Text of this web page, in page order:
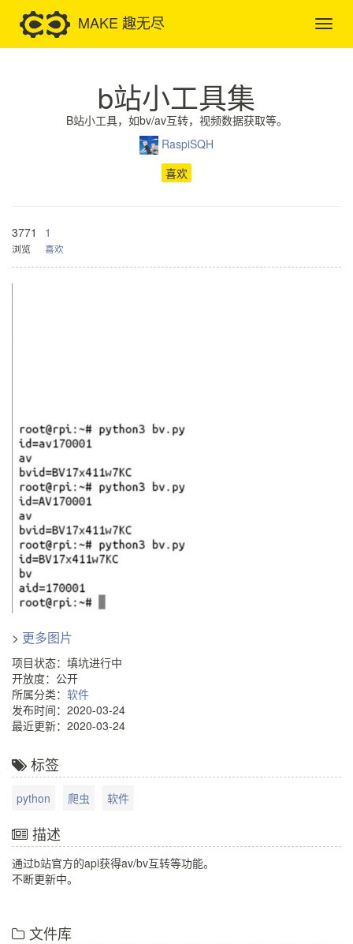
MAKE 趣无尽
b站小工具集
B站小工具，如bv/av互转，视频数据获取等。
RaspiSQH
喜欢
3771
浏览
1
喜欢
> 更多图片
项目状态：填坑进行中
开放度：公开
所属分类： 软件
发布时间：2020-03-24
最近更新：2020-03-24
标签
python 爬虫 软件
描述
通过b站官方的api获得av/bv互转等功能。
不断更新中。
文件库